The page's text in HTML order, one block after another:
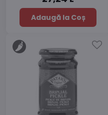
Adaugă la Coș